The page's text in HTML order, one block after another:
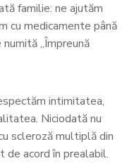
familie: ne ajutăm
cu medicamente până
„Împreună
intimitatea,
Niciodată nu
scleroză multiplă din
de acord în prealabil.